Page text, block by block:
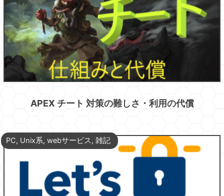
APEX チート 対策の難しさ・利用の代償
PC, Unix系, webサービス, 雑記